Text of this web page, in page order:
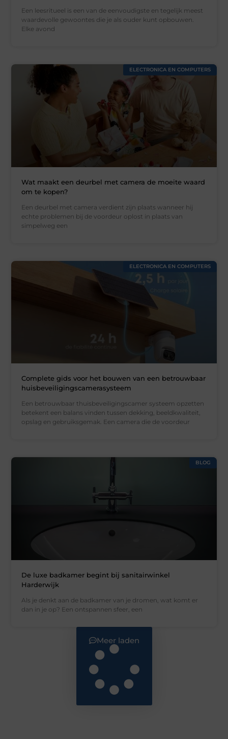
Een leesritueel is een van de eenvoudigste en tegelijk meest
waardevolle gewoontes die je als ouder kunt opbouwen.
Elke avond
ELECTRONICA EN COMPUTERS
Wat maakt een deurbel met camera de moeite waard
om te kopen?
Een deurbel met camera verdient zijn plaats wanneer hij
echte problemen bij de voordeur oplost in plaats van
simpelweg een
ELECTRONICA EN COMPUTERS
Complete gids voor het bouwen van een betrouwbaar
huisbeveiligingscamerasysteem
Een betrouwbaar thuisbeveiligingscamer systeem opzetten
betekent een balans vinden tussen dekking, beeldkwaliteit,
opslag en gebruiksgemak. Een camera die de voordeur
BLOG
De luxe badkamer begint bij sanitairwinkel
Harderwijk
Als je denkt aan de badkamer van je dromen, wat komt er
dan in je op? Een ontspannen sfeer, een
Meer laden